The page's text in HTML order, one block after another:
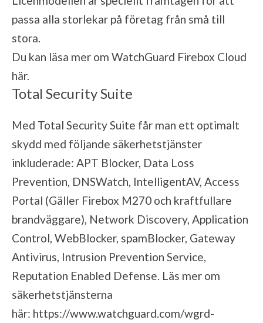
passa alla storlekar på företag från små till
stora.
Du kan läsa mer om WatchGuard Firebox Cloud
här.
Total Security Suite
Med Total Security Suite får man ett optimalt
skydd med följande säkerhetstjänster
inkluderade: APT Blocker, Data Loss
Prevention, DNSWatch, IntelligentAV, Access
Portal (Gäller Firebox M270 och kraftfullare
brandväggare), Network Discovery, Application
Control, WebBlocker, spamBlocker, Gateway
Antivirus, Intrusion Prevention Service,
Reputation Enabled Defense. Läs mer om
säkerhetstjänsterna
här: https://www.watchguard.com/wgrd-